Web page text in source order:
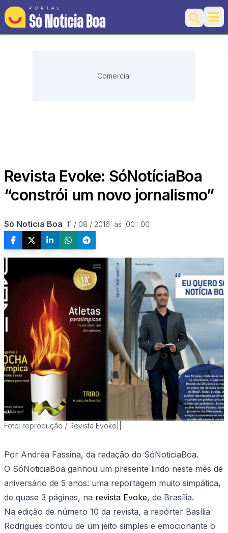
Search
Comercial
Revista Evoke: SóNotíciaBoa
“constrói um novo jornalismo”
Só Notícia Boa 11 / 08 / 2016  às  00 : 00
Foto: reprodução / Revista Evoke||
Por Andréa Fassina, da redação do SóNoticiaBoa.
O SóNoticiaBoa ganhou um presente lindo neste mês de
aniversário de 5 anos: uma reportagem muito simpática,
de quase 3 páginas, na revista Evoke, de Brasília.
Na edição de número 10 da revista, a repórter Basília
Rodrigues contou de um jeito simples e emocionante o